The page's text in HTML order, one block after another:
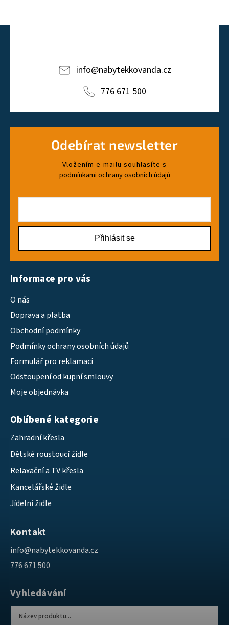
info@nabytekkovanda.cz
776 671 500
Odebírat newsletter
Vložením e-mailu souhlasíte s
podmínkami ochrany osobních údajů
Přihlásit se
Informace pro vás
O nás
Doprava a platba
Obchodní podmínky
Podmínky ochrany osobních údajů
Formulář pro reklamaci
Odstoupení od kupní smlouvy
Moje objednávka
Oblíbené kategorie
Zahradní křesla
Dětské roustoucí židle
Relaxační a TV křesla
Kancelářské židle
Jídelní židle
Kontakt
info@nabytekkovanda.cz
776 671 500
Vyhledávání